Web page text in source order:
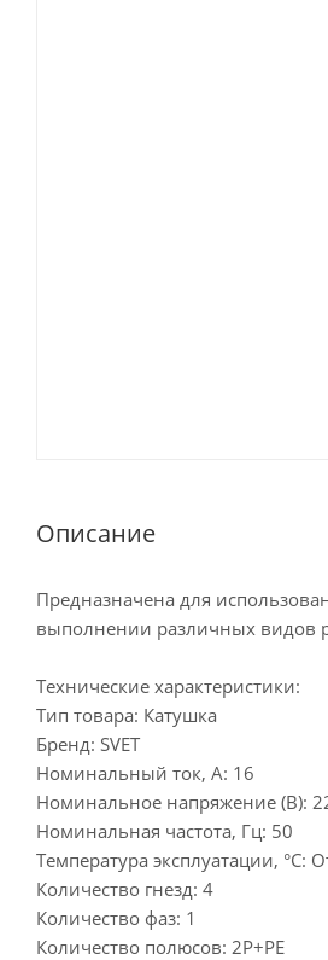
Описание
Предназначена для
выполнении различных видов
Технические характеристики:
Тип товара: Катушка
Бренд: SVET
Номинальный ток, А: 16
Номинальное напряжение (В):
Номинальная частота, Гц: 50
Температура эксплуатации, °C:
Количество гнезд: 4
Количество фаз: 1
Количество полюсов: 2P+PE